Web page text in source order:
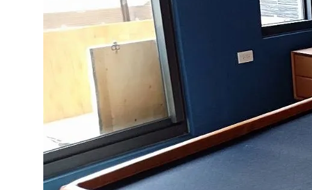
音
結
展
彰
化
台